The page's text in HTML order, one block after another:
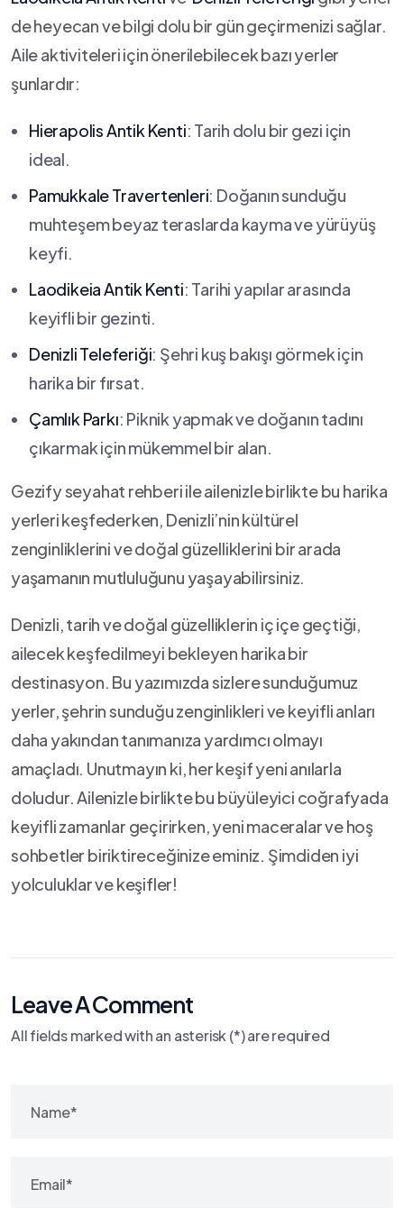
de‌ heyecan ve bilgi ⁢dolu bir gün geçirmenizi sağlar.
Aile aktiviteleri için önerilebilecek bazı yerler
şunlardır:
Hierapolis Antik Kenti:⁤ Tarih ⁣dolu bir gezi‍ için
ideal.
Pamukkale Travertenleri: Doğanın sunduğu ​
muhteşem beyaz⁤ teraslarda kayma ve yürüyüş
keyfi.
Laodikeia Antik Kenti: Tarihi yapılar arasında
keyifli bir gezinti.
Denizli Teleferiği: Şehri kuş bakışı görmek için
harika bir fırsat.
Çamlık Parkı: Piknik yapmak ve doğanın tadını
çıkarmak için mükemmel bir alan.
Gezify​ seyahat⁤ rehberi ile ailenizle birlikte bu harika
yerleri keşfederken, Denizli’nin kültürel
zenginliklerini ve doğal güzelliklerini bir arada
yaşamanın mutluluğunu​ yaşayabilirsiniz.
Denizli, tarih ⁣ve doğal⁣ güzelliklerin ​iç içe geçtiği,​
ailecek⁣ keşfedilmeyi ​bekleyen harika bir
destinasyon. Bu yazımızda sizlere sunduğumuz
yerler, şehrin sunduğu zenginlikleri ve keyifli anları
daha yakından tanımanıza yardımcı olmayı
amaçladı.​ Unutmayın ki, her keşif yeni anılarla
doludur.‌ Ailenizle birlikte ‌bu büyüleyici‍ coğrafyada
keyifli zamanlar geçirirken, yeni maceralar ve hoş
sohbetler biriktireceğinize eminiz. Şimdiden iyi​
yolculuklar⁣ ve keşifler!
Leave A Comment
All fields marked with an asterisk (*) are required